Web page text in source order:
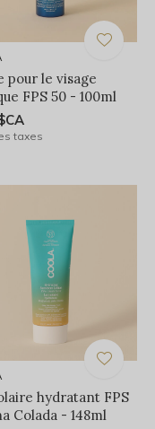
pour le visage
FPS 50 - 100ml
taxes
hydratant FPS
Colada - 148ml